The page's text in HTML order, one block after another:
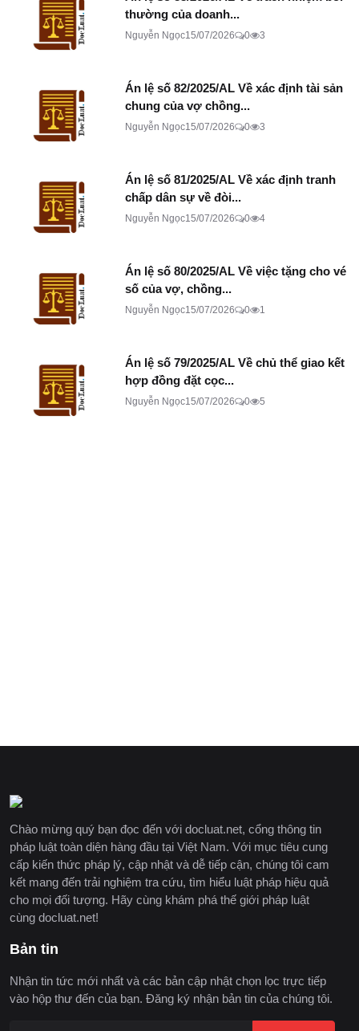
thường của doanh...
Nguyễn Ngọc15/07/2026 0 3
Án lệ số 82/2025/AL Về xác định tài sản
chung của vợ chồng...
Nguyễn Ngọc15/07/2026 0 3
Án lệ số 81/2025/AL Về xác định tranh
chấp dân sự về đòi...
Nguyễn Ngọc15/07/2026 0 4
Án lệ số 80/2025/AL Về việc tặng cho vé
số của vợ, chồng...
Nguyễn Ngọc15/07/2026 0 1
Án lệ số 79/2025/AL Về chủ thể giao kết
hợp đồng đặt cọc...
Nguyễn Ngọc15/07/2026 0 5
Chào mừng quý bạn đọc đến với docluat.net, cổng thông tin
pháp luật toàn diện hàng đầu tại Việt Nam. Với mục tiêu cung
cấp kiến thức pháp lý, cập nhật và dễ tiếp cận, chúng tôi cam
kết mang đến trải nghiệm tra cứu, tìm hiểu luật pháp hiệu quả
cho mọi đối tượng. Hãy cùng khám phá thế giới pháp luật
cùng docluat.net!
Bản tin
Nhận tin tức mới nhất và các bản cập nhật chọn lọc trực tiếp
vào hộp thư đến của bạn. Đăng ký nhận bản tin của chúng tôi.